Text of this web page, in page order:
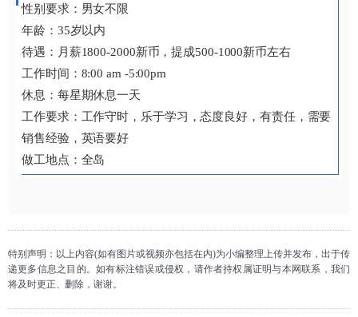
性别要求：男女不限
年龄：35岁以内
待遇：月薪1800-2000新币，提成500-1000新币左右
工作时间：8:00 am -5:00pm
休息：每星期休息一天
工作要求：工作守时，乐于学习，态度良好，有责任，需要
销售经验，英语要好
做工地点：全岛
特别声明：以上内容(如有图片或视频亦包括在内)为小编整理上传并发布，出于传
递更多信息之目的。如有标注错误或侵权，请作者持权属证明与本网联系，我们
将及时更正、删除，谢谢。